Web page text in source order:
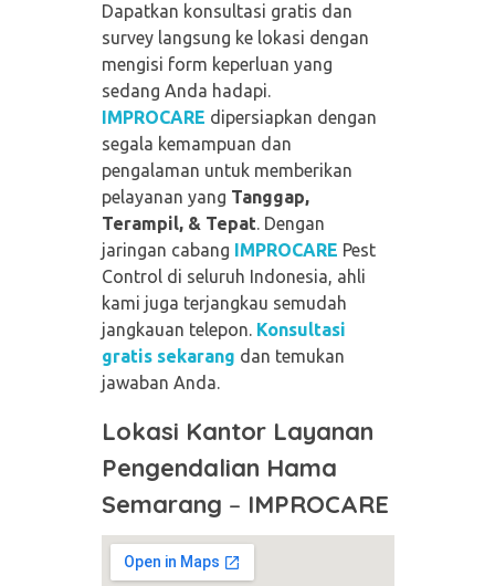
Dapatkan konsultasi gratis dan
survey langsung ke lokasi dengan
mengisi form keperluan yang
sedang Anda hadapi.
IMPROCARE dipersiapkan dengan
segala kemampuan dan
pengalaman untuk memberikan
pelayanan yang Tanggap,
Terampil, & Tepat. Dengan
jaringan cabang
IMPROCARE Pest
Control di seluruh Indonesia, ahli
kami juga terjangkau semudah
jangkauan telepon. Konsultasi
gratis sekarang dan temukan
jawaban Anda.
Lokasi Kantor Layanan
Pengendalian Hama
Semarang – IMPROCARE